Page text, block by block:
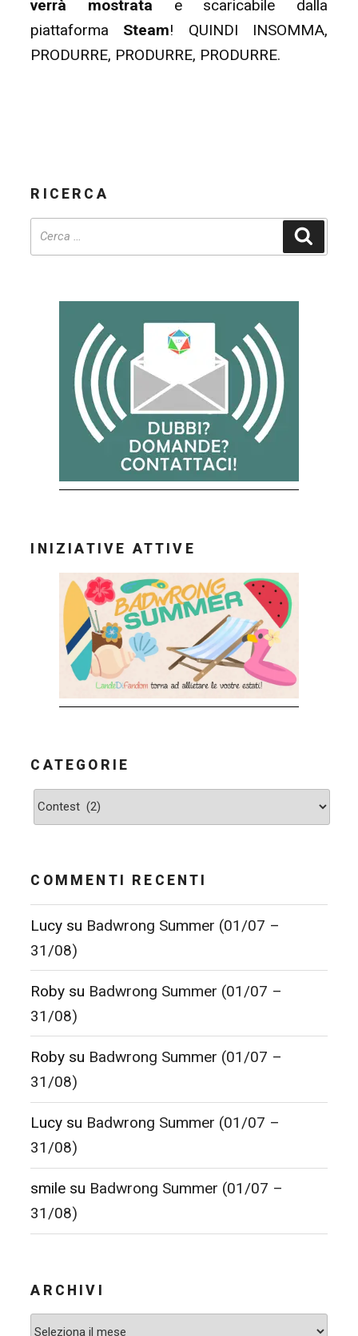
verrà mostrata e scaricabile dalla
piattaforma Steam! QUINDI INSOMMA,
PRODURRE, PRODURRE, PRODURRE.
RICERCA
INIZIATIVE ATTIVE
CATEGORIE
Categorie
COMMENTI RECENTI
Lucy su Badwrong Summer (01/07 –
31/08)
Roby su Badwrong Summer (01/07 –
31/08)
Roby su Badwrong Summer (01/07 –
31/08)
Lucy su Badwrong Summer (01/07 –
31/08)
smile su Badwrong Summer (01/07 –
31/08)
ARCHIVI
Archivi